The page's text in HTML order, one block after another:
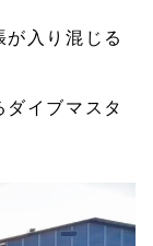
入り混じる
ダイブマスタ